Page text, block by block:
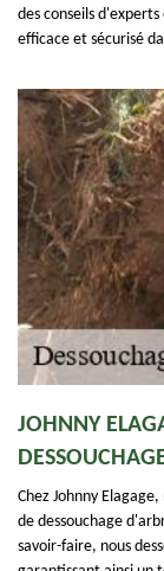
des conseils
efficace et sécurisé
JOHNNY
Chez Johnny
de dessouchage
savoir-faire, nous